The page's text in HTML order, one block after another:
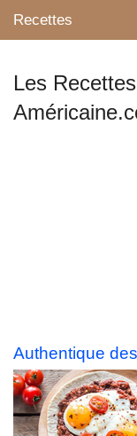
Recettes
Mes blogs préférés
Les
Authentique